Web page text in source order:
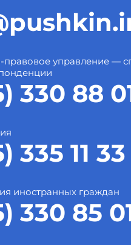
управление —
330 88
335 11 33
иностранных граждан
330 85